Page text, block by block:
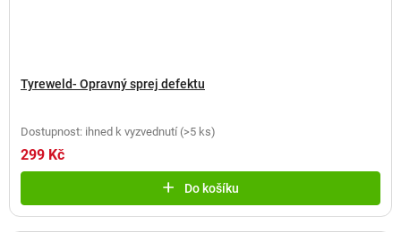
Tyreweld- Opravný sprej defektu
Dostupnost: ihned k vyzvednutí (>5 ks)
299 Kč
Do košíku